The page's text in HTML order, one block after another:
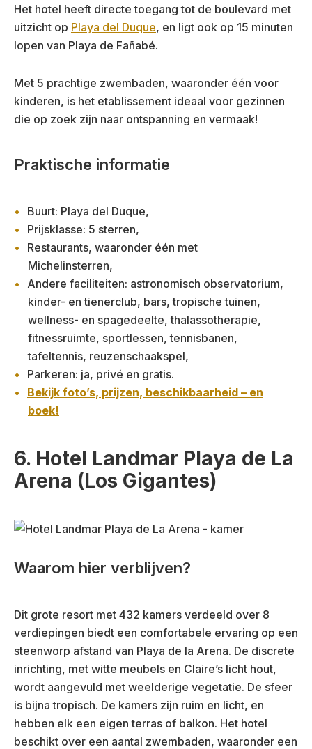
Het hotel heeft directe toegang tot de boulevard met
uitzicht op Playa del Duque, en ligt ook op 15 minuten
lopen van Playa de Fañabé.
Met 5 prachtige zwembaden, waaronder één voor
kinderen, is het etablissement ideaal voor gezinnen
die op zoek zijn naar ontspanning en vermaak!
Praktische informatie
Buurt: Playa del Duque,
Prijsklasse: 5 sterren,
Restaurants, waaronder één met
Michelinsterren,
Andere faciliteiten: astronomisch observatorium,
kinder- en tienerclub, bars, tropische tuinen,
wellness- en spagedeelte, thalassotherapie,
fitnessruimte, sportlessen, tennisbanen,
tafeltennis, reuzenschaakspel,
Parkeren: ja, privé en gratis.
Bekijk foto’s, prijzen, beschikbaarheid – en
boek!
6. Hotel Landmar Playa de La
Arena (Los Gigantes)
Waarom hier verblijven?
Dit grote resort met 432 kamers verdeeld over 8
verdiepingen biedt een comfortabele ervaring op een
steenworp afstand van Playa de la Arena. De discrete
inrichting, met witte meubels en Claire’s licht hout,
wordt aangevuld met weelderige vegetatie. De sfeer
is bijna tropisch. De kamers zijn ruim en licht, en
hebben elk een eigen terras of balkon. Het hotel
beschikt over een aantal zwembaden, waaronder een